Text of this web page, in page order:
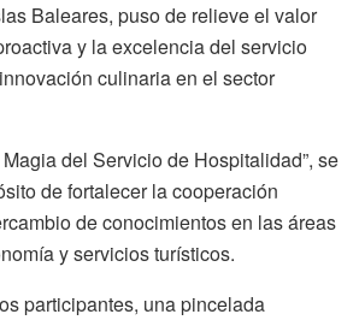
Baleares, puso de relieve el valor
y la excelencia del servicio
culinaria en el sector
del Servicio de Hospitalidad”, se
de fortalecer la cooperación
de conocimientos en las áreas
y servicios turísticos.
participantes, una pincelada